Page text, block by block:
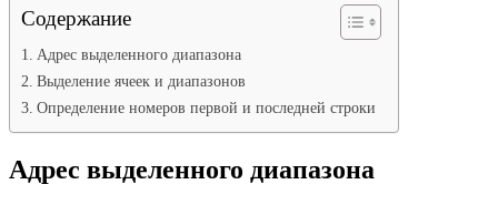
Содержание
Адрес выделенного диапазона
Выделение ячеек и диапазонов
Определение номеров первой и последней строки
Адрес выделенного диапазона